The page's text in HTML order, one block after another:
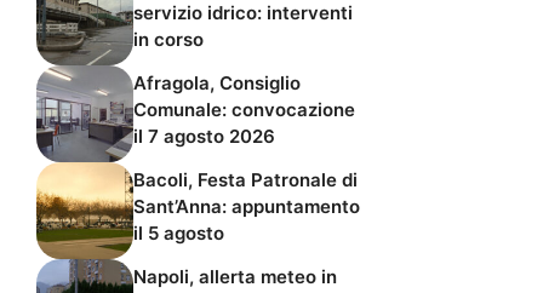
servizio idrico: interventi
in corso
Afragola, Consiglio
Comunale: convocazione
il 7 agosto 2026
Bacoli, Festa Patronale di
Sant’Anna: appuntamento
il 5 agosto
Napoli, allerta meteo in